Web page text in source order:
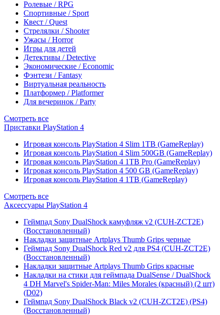
Ролевые / RPG
Спортивные / Sport
Квест / Quest
Стрелялки / Shooter
Ужасы / Horror
Игры для детей
Детективы / Detective
Экономические / Economic
Фэнтези / Fantasy
Виртуальная реальность
Платформер / Platformer
Для вечеринок / Party
Смотреть все
Приставки PlayStation 4
Игровая консоль PlayStation 4 Slim 1TB (GameReplay)
Игровая консоль PlayStation 4 Slim 500GB (GameReplay)
Игровая консоль PlayStation 4 1TB Pro (GameReplay)
Игровая консоль PlayStation 4 500 GB (GameReplay)
Игровая консоль PlayStation 4 1TB (GameReplay)
Смотреть все
Аксессуары PlayStation 4
Геймпад Sony DualShock камуфляж v2 (CUH-ZCT2E)
(Восстановленный)
Накладки защитные Artplays Thumb Grips черные
Геймпад Sony DualShock Red v2 для PS4 (CUH-ZCT2E)
(Восстановленный)
Накладки защитные Artplays Thumb Grips красные
Накладки на стики для геймпада DualSense / DualShock
4 DH Marvel's Spider-Man: Miles Morales (красный) (2 шт)
(D02)
Геймпад Sony DualShock Black v2 (CUH-ZCT2E) (PS4)
(Восстановленный)